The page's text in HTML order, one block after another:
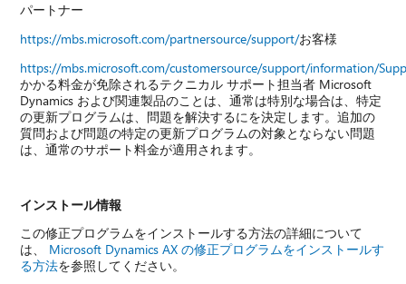
パートナー
https://mbs.microsoft.com/partnersource/support/お客様
https://mbs.microsoft.com/customersource/support/information/
かかる料金が免除されるテクニカル サポート担当者 Microsoft
Dynamics および関連製品のことは、通常は特別な場合は、特定
の更新プログラムは、問題を解決するにを決定します。追加の
質問および問題の特定の更新プログラムの対象とならない問題
は、通常のサポート料金が適用されます。
インストール情報
この修正プログラムをインストールする方法の詳細について
は、 Microsoft Dynamics AX の修正プログラムをインストールす
る方法を参照してください。